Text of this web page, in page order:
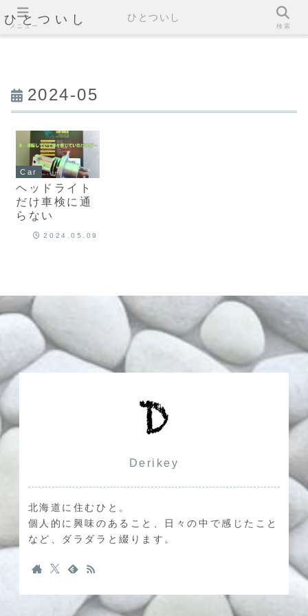
ひとついし
2024-05
Car
ヘッドライト
だけ車検に通
らない
2024.05.09
Derikey
北海道に住むひと。
個人的に興味のあること、日々の中で感じたこと
など、ダラダラと綴ります。
メニュー
ひとついし
検索